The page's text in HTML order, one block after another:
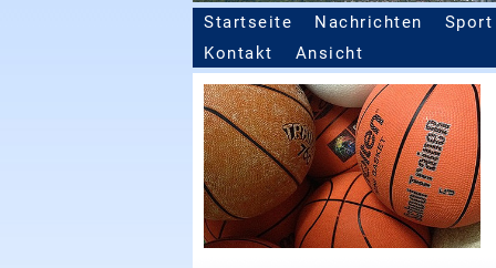
Seitennavigation
Startseite Nachrichten Sport
Kontakt
Ansicht
"Abi" kommt - John